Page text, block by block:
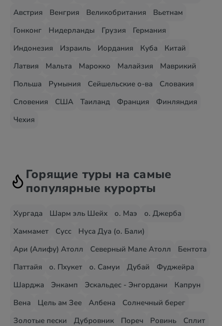
Австрия
Венгрия Великобритания
Вьетнам
Гонконг
Нидерланды Грузия
Германия
Индонезия
Израиль Иордания Куба
Китай
Латвия
Мальта Марокко Малайзия
Маврикий
Польша
Румыния Сейшельские о-ва
Словакия
Словения
США Таиланд Франция
Финляндия
Чехия
Горящие туры на самые
популярные курорты
Хургада Шарм эль Шейх о. Маэ
о. Джерба
Хаммамет
Сусс
Нуса Дуа (о. Бали)
Ари (Алифу) Атолл
Северный Мале Атолл
Бентота
Паттайя
о. Пхукет о. Самуи Дубай
Фуджейра
Шарджа
Энкамп Эскальдес - Энгордани
Капрун
Вена
Цель ам Зее Албена
Солнечный берег
Золотые пески
Дубровник Пореч Ровинь
Сплит